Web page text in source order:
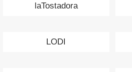
laTostadora
LODI